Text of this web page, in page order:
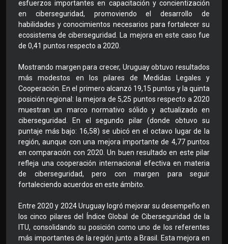
esfuerzos importantes en capacitación y concientización
en ciberseguridad, promoviendo el desarrollo de
habilidades y conocimientos necesarios para fortalecer su
ecosistema de ciberseguridad. La mejora en este caso fue
de 0,41 puntos respecto a 2020.
Mostrando margen para crecer, Uruguay obtuvo resultados
más modestos en los pilares de Medidas Legales y
Cooperación. En el primero alcanzó 19,15 puntos y la quinta
posición regional: la mejora de 5,25 puntos respecto a 2020
muestran un marco normativo sólido y actualizado en
ciberseguridad. En el segundo pilar (donde obtuvo su
puntaje más bajo: 16,58) se ubicó en el octavo lugar de la
región, aunque con una mejora importante de 4,77 puntos
en comparación con 2020. Un buen resultado en este pilar
refleja una cooperación internacional efectiva en materia
de ciberseguridad, pero con margen para seguir
fortaleciendo acuerdos en este ámbito.
Entre 2020 y 2024 Uruguay logró mejorar su desempeño en
los cinco pilares del Índice Global de Ciberseguridad de la
ITU, consolidando su posición como uno de los referentes
más importantes de la región junto a Brasil. Esta mejora en